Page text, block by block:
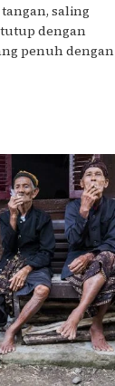
saling
dengan
penuh dengan